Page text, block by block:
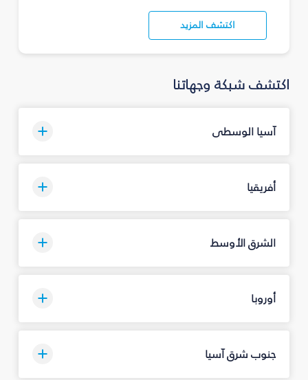
اكتشف المزيد
اكتشف شبكة وجهاتنا
آسيا الوسطى
أفريقيا
الشرق الأوسط
أوروبا
جنوب شرق آسيا